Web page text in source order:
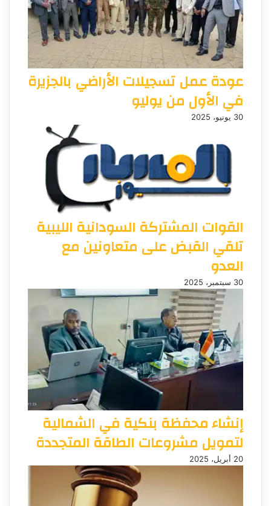
عودة عمل تسجيلات الأراضي بالجزيرة
في الأول من يوليو
30 يونيو، 2025
القوات المشتركة السودانية الليبية
تلقي القبض على متعاونين مع
العدو
30 سبتمبر، 2025
إنشاء محفظة بنكية في الشمالية
لتمويل مشروعات الطاقة المتجددة
20 أبريل، 2025